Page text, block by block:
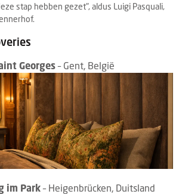
stap hebben gezet", aldus Luigi Pasquali,
Georges– Gent, België
im Park– Heigenbrücken, Duitsland